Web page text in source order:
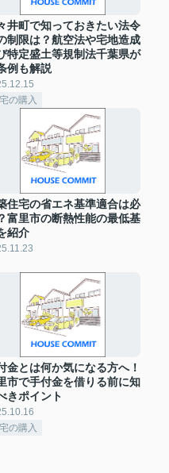
井町で知っておきたい法令
制限は？航空法や宅地造成
特定盛土等規制法千葉県が
例も解説
の購入
住宅の省エネ基準適合は必
富里市の断熱性能の最低基
紹介
金とは何か気になる方へ！
市で手付金を借りる前に知
きポイント
の購入